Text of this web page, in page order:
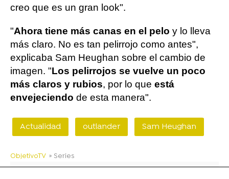
creo que es un gran look".
"Ahora tiene más canas en el pelo y lo lleva
más claro. No es tan pelirrojo como antes",
explicaba Sam Heughan sobre el cambio de
imagen. "Los pelirrojos se vuelve un poco
más claros y rubios, por lo que está
envejeciendo de esta manera".
Actualidad outlander Sam Heughan
ObjetivoTV » Series